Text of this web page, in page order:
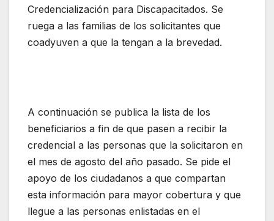
Credencialización para Discapacitados. Se
ruega a las familias de los solicitantes que
coadyuven a que la tengan a la brevedad.
A continuación se publica la lista de los
beneficiarios a fin de que pasen a recibir la
credencial a las personas que la solicitaron en
el mes de agosto del año pasado. Se pide el
apoyo de los ciudadanos a que compartan
esta información para mayor cobertura y que
llegue a las personas enlistadas en el